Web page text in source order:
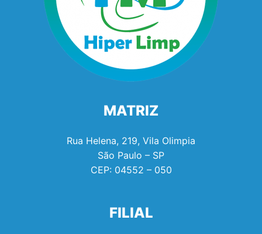
MATRIZ
Rua Helena, 219, Vila Olimpia
São Paulo – SP
CEP: 04552 – 050
FILIAL